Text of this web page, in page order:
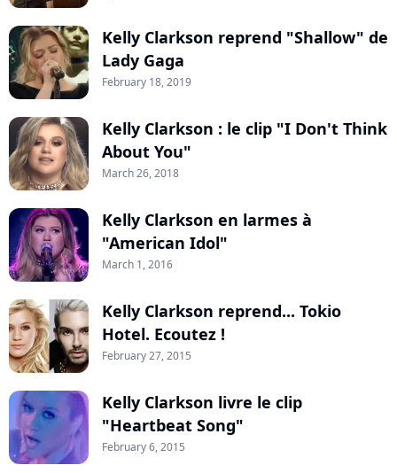
Kelly Clarkson reprend "Shallow" de
Lady Gaga
February 18, 2019
Kelly Clarkson : le clip "I Don't Think
About You"
March 26, 2018
Kelly Clarkson en larmes à
"American Idol"
March 1, 2016
Kelly Clarkson reprend... Tokio
Hotel. Ecoutez !
February 27, 2015
Kelly Clarkson livre le clip
"Heartbeat Song"
February 6, 2015